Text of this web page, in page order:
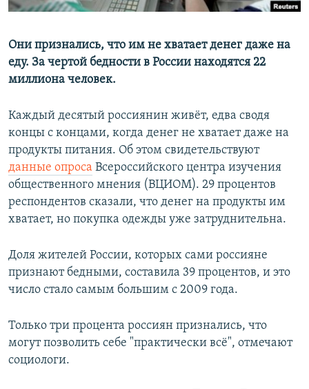
Они признались, что им не хватает денег даже на
еду. За чертой бедности в России находятся 22
миллиона человек.
Каждый десятый россиянин живёт, едва сводя
концы с концами, когда денег не хватает даже на
продукты питания. Об этом свидетельствуют
данные опроса Всероссийского центра изучения
общественного мнения (ВЦИОМ). 29 процентов
респондентов сказали, что денег на продукты им
хватает, но покупка одежды уже затруднительна.
Доля жителей России, которых сами россияне
признают бедными, составила 39 процентов, и это
число стало самым большим с 2009 года.
Только три процента россиян признались, что
могут позволить себе "практически всё", отмечают
социологи.